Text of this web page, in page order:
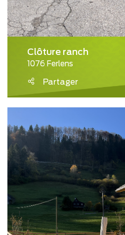
Clôture ranch
1076 Ferlens
Partager